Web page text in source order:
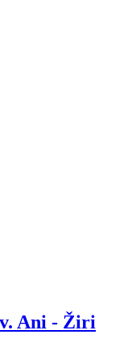
Ani - Žiri